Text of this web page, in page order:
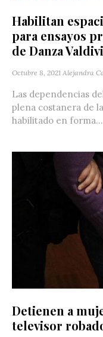
Habilitan
para ensayos
de Danza
Octubre 8, 2021 Alejandra
Las dependencias
plena costanera de
habilitado en forma...
Detienen a
televisor